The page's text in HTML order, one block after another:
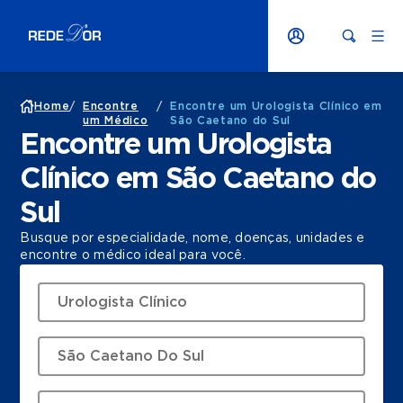
Home/
Encontre
um Médico
/
Encontre um Urologista Clínico em
São Caetano do Sul
Encontre um Urologista
Clínico em São Caetano do
Sul
Busque por especialidade, nome, doenças, unidades e
encontre o médico ideal para você.